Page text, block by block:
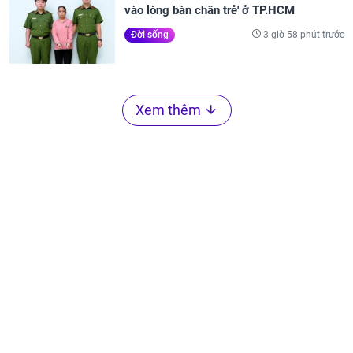
vào lòng bàn chân trẻ' ở TP.HCM
Đời sống 3 giờ 58 phút trước
Xem thêm